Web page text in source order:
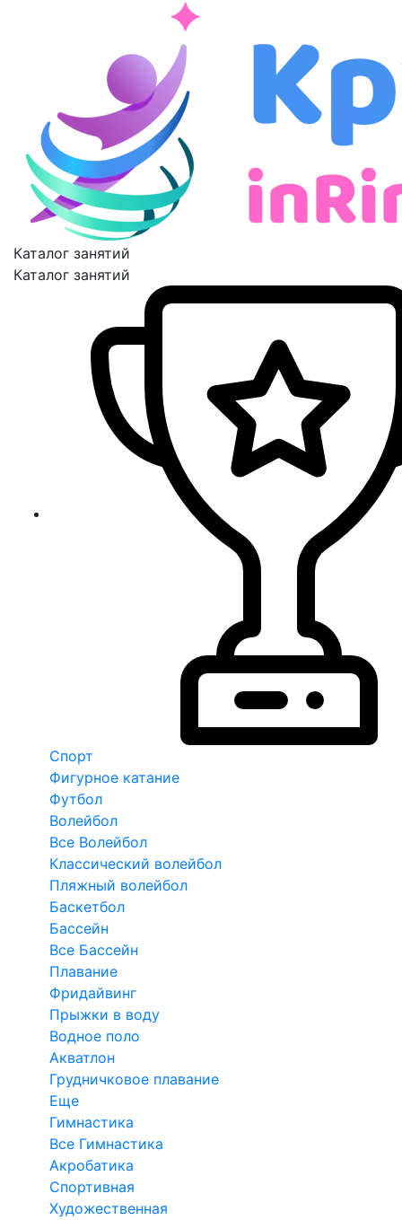
Каталог занятий
Каталог занятий
Спорт
Фигурное катание
Футбол
Волейбол
Все Волейбол
Классический волейбол
Пляжный волейбол
Баскетбол
Бассейн
Все Бассейн
Плавание
Фридайвинг
Прыжки в воду
Водное поло
Акватлон
Грудничковое плавание
Еще
Гимнастика
Все Гимнастика
Акробатика
Спортивная
Художественная